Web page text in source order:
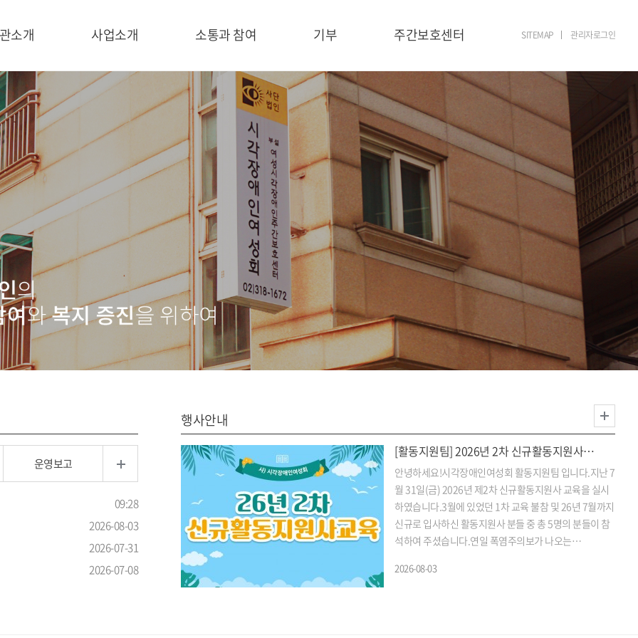
소개 사업소개 소통과 참여 기부 주간보호센터 SITEMAP 관리자로그인
운영보고
09:28
2026-08-03
2026-07-31
2026-07-08
행사안내
[활동지원팀] 2026년 2차 신규활동지원사…
안녕하세요!시각장애인여성회 활동지원팀 입니다.지난 7
월 31일(금) 2026년 제2차 신규활동지원사 교육을 실시
하였습니다.3월에 있었던 1차 교육 불참 및 26년 7월까지
신규로 입사하신 활동지원사 분들 중 총 5명의 분들이 참
석하여 주셨습니다.연일 폭염주의보가 나오는…
2026-08-03